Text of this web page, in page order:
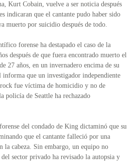
Kurt Cobain, vuelve a ser noticia después
indicaran que el cantante pudo haber sido
muerto por suicidio después de todo.
forense ha destapado el caso de la
después de que fuera encontrado muerto el
27 años, en un invernadero encima de su
que un investigador independiente
fue víctima de homicidio y no de
policía de Seattle ha rechazado
del condado de King dictaminó que su
que el cantante falleció por una
la cabeza. Sin embargo, un equipo no
sector privado ha revisado la autopsia y